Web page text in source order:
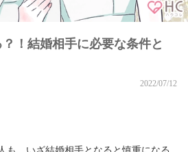
！結婚相手に必要な条件と
2022/07/12